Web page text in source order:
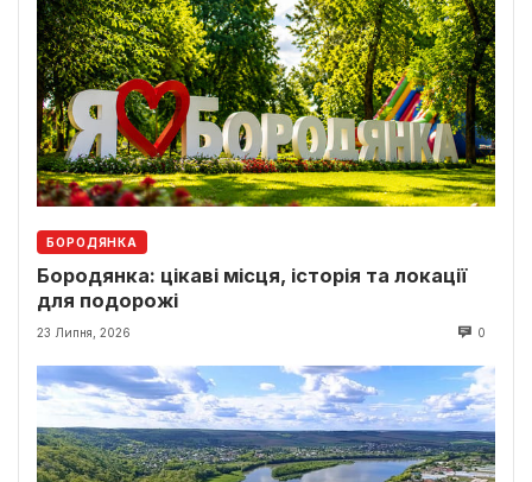
БОРОДЯНКА
Бородянка: цікаві місця, історія та локації
для подорожі
23 Липня, 2026 0